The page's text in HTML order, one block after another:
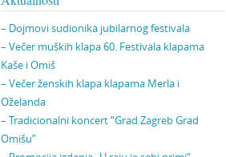
– Dojmovi sudionika jubilarnog festivala
– Večer muških klapa 60. Festivala klapama
Kaše i Omiš
– Večer ženskih klapa klapama Merla i
Oželanda
– Tradicionalni koncert “Grad Zagreb Grad
Omišu”